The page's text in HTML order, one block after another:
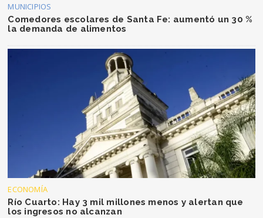
MUNICIPIOS
Comedores escolares de Santa Fe: aumentó un 30 %
la demanda de alimentos
ECONOMÍA
Río Cuarto: Hay 3 mil millones menos y alertan que
los ingresos no alcanzan